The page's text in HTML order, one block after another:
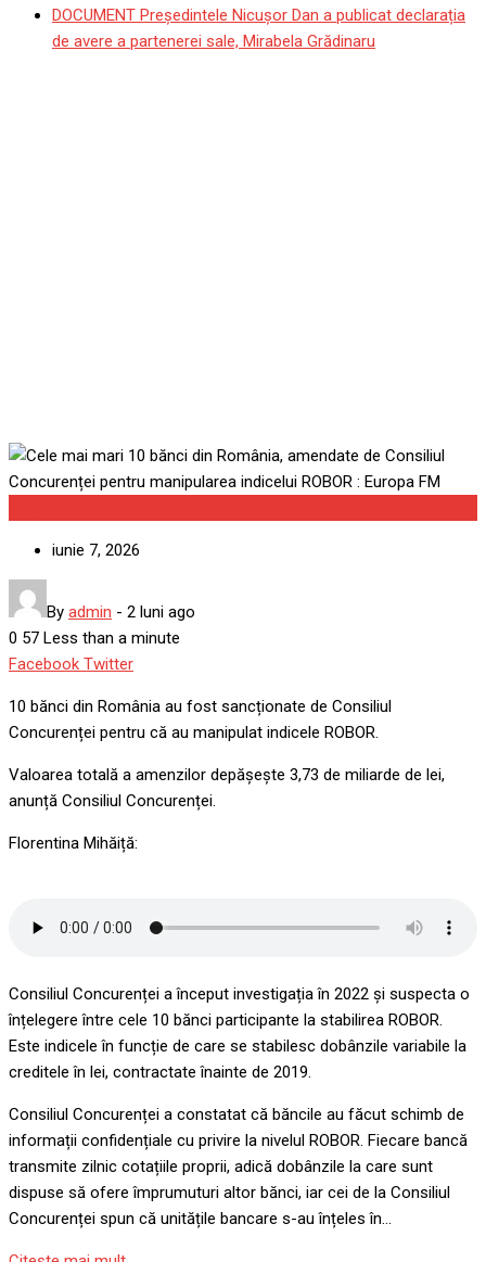
DOCUMENT Președintele Nicușor Dan a publicat declarația
de avere a partenerei sale, Mirabela Grădinaru
iunie 7, 2026
By admin - 2 luni ago
0 57 Less than a minute
Facebook TwitterGoogle+
LinkedIn
Whatsapp
StumbleUpon
Tumblr
Pinterest
Reddit
Share
Email
Print
10 bănci din România au fost sancționate de Consiliul
Concurenței pentru că au manipulat indicele ROBOR.
Valoarea totală a amenzilor depășește 3,73 de miliarde de lei,
anunță Consiliul Concurenței.
Florentina Mihăiță:
Consiliul Concurenței a început investigația în 2022 și suspecta o
înțelegere între cele 10 bănci participante la stabilirea ROBOR.
Este indicele în funcție de care se stabilesc dobânzile variabile la
creditele în lei, contractate înainte de 2019.
Consiliul Concurenței a constatat că băncile au făcut schimb de
informații confidențiale cu privire la nivelul ROBOR. Fiecare bancă
transmite zilnic cotațiile proprii, adică dobânzile la care sunt
dispuse să ofere împrumuturi altor bănci, iar cei de la Consiliul
Concurenței spun că unitățile bancare s-au înțeles în…